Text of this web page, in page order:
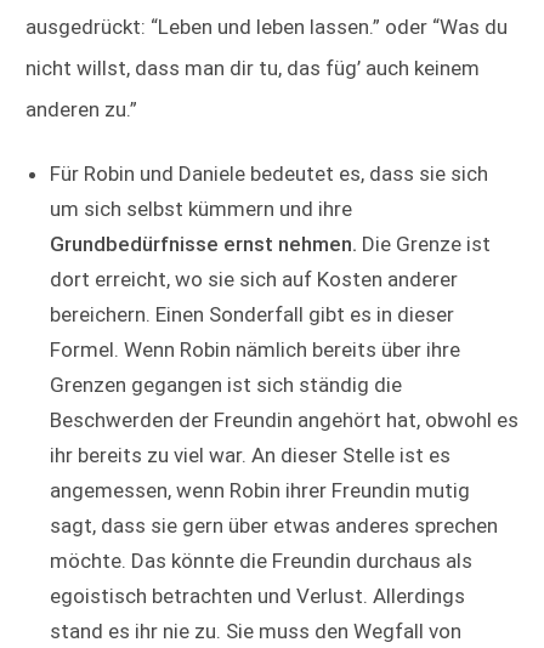
ausgedrückt: “Leben und leben lassen.” oder “Was du
nicht willst, dass man dir tu, das füg’ auch keinem
anderen zu.”
Für Robin und Daniele bedeutet es, dass sie sich
um sich selbst kümmern und ihre
Grundbedürfnisse ernst nehmen. Die Grenze ist
dort erreicht, wo sie sich auf Kosten anderer
bereichern. Einen Sonderfall gibt es in dieser
Formel. Wenn Robin nämlich bereits über ihre
Grenzen gegangen ist sich ständig die
Beschwerden der Freundin angehört hat, obwohl es
ihr bereits zu viel war. An dieser Stelle ist es
angemessen, wenn Robin ihrer Freundin mutig
sagt, dass sie gern über etwas anderes sprechen
möchte. Das könnte die Freundin durchaus als
egoistisch betrachten und Verlust. Allerdings
stand es ihr nie zu. Sie muss den Wegfall von